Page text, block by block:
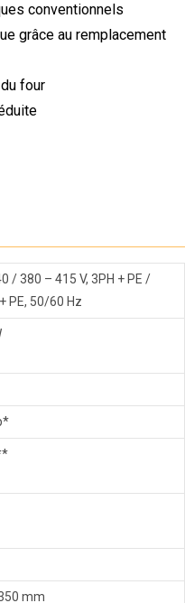
conventionnels
grâce au remplacement
four
/ 380 – 415 V, 3PH + PE /
PE, 50/60 Hz
mm